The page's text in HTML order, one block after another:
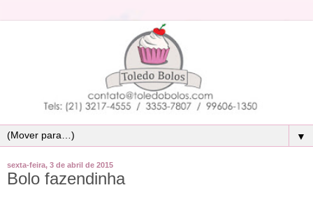
▼
sexta-feira, 3 de abril de 2015
Bolo fazendinha